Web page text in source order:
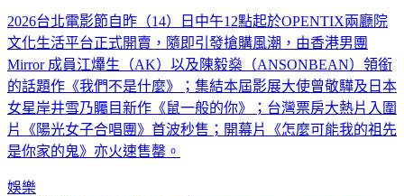
2026台北電影節自昨（14）日中午12點起於OPENTIX兩廳院
文化生活平台正式開賣，隨即引發搶購風潮，由香港男團
Mirror 成員江𤒹生（AK）以及陳毅燊（ANSONBEAN）領銜
的話題作《我們不是什麼》；集結本屆影展大使曾敬驊及日本
女星岸井雪乃矚目新作《鼠一般的你》；台灣票房大熱片入圍
片《陽光女子合唱團》首波秒售；開幕片《怎麼可能我的祖先
是你家的鬼》亦火速售罄。
娛樂